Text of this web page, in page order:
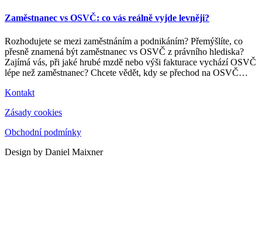
Zaměstnanec vs OSVČ: co vás reálně vyjde levněji?
Rozhodujete se mezi zaměstnáním a podnikáním? Přemýšlíte, co
přesně znamená být zaměstnanec vs OSVČ z právního hlediska?
Zajímá vás, při jaké hrubé mzdě nebo výši fakturace vychází OSVČ
lépe než zaměstnanec? Chcete vědět, kdy se přechod na OSVČ…
Kontakt
Zásady cookies
Obchodní podmínky
Design by Daniel Maixner